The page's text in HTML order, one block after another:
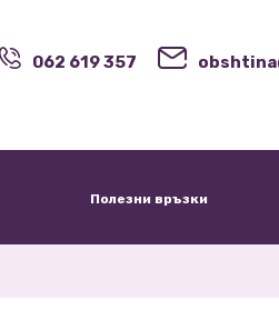
062 619 357
Полезни връзки